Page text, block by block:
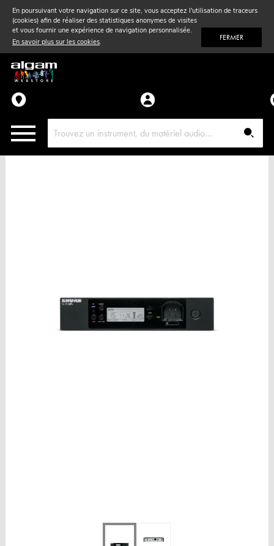
En poursuivant votre navigation sur ce site, vous acceptez l'utilisation de traceurs
(cookies) afin de réaliser des statistiques anonymes de visites
et vous fournir une expérience de navigation personnalisée.
En savoir plus sur les cookies. FERMER
Vent& Violon
Accessoires
Pièces détachées